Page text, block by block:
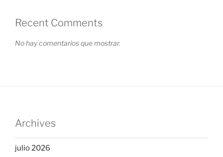
Recent Comments
No hay comentarios que mostrar.
Archives
julio 2026